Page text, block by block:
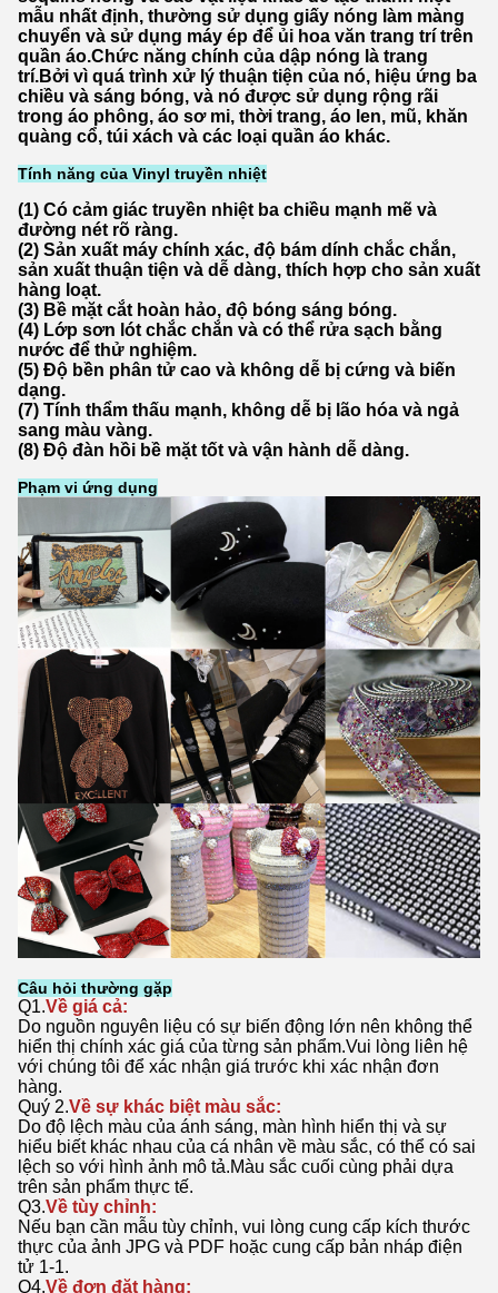
mẫu nhất định, thường sử dụng giấy nóng làm màng
chuyển và sử dụng máy ép để ủi hoa văn trang trí trên
quần áo.Chức năng chính của dập nóng là trang
trí.Bởi vì quá trình xử lý thuận tiện của nó, hiệu ứng ba
chiều và sáng bóng, và nó được sử dụng rộng rãi
trong áo phông, áo sơ mi, thời trang, áo len, mũ, khăn
quàng cổ, túi xách và các loại quần áo khác.
Tính năng của Vinyl truyền nhiệt
(1) Có cảm giác truyền nhiệt ba chiều mạnh mẽ và
đường nét rõ ràng.
(2) Sản xuất máy chính xác, độ bám dính chắc chắn,
sản xuất thuận tiện và dễ dàng, thích hợp cho sản xuất
hàng loạt.
(3) Bề mặt cắt hoàn hảo, độ bóng sáng bóng.
(4) Lớp sơn lót chắc chắn và có thể rửa sạch bằng
nước để thử nghiệm.
(5) Độ bền phân tử cao và không dễ bị cứng và biến
dạng.
(7) Tính thẩm thấu mạnh, không dễ bị lão hóa và ngả
sang màu vàng.
(8) Độ đàn hồi bề mặt tốt và vận hành dễ dàng.
Phạm vi ứng dụng
Câu hỏi thường gặp
Q1.Về giá cả:
Do nguồn nguyên liệu có sự biến động lớn nên không thể
hiển thị chính xác giá của từng sản phẩm.Vui lòng liên hệ
với chúng tôi để xác nhận giá trước khi xác nhận đơn
hàng.
Quý 2.Về sự khác biệt màu sắc:
Do độ lệch màu của ánh sáng, màn hình hiển thị và sự
hiểu biết khác nhau của cá nhân về màu sắc, có thể có sai
lệch so với hình ảnh mô tả.Màu sắc cuối cùng phải dựa
trên sản phẩm thực tế.
Q3.Về tùy chỉnh:
Nếu bạn cần mẫu tùy chỉnh, vui lòng cung cấp kích thước
thực của ảnh JPG và PDF hoặc cung cấp bản nháp điện
tử 1-1.
Q4.Về đơn đặt hàng: